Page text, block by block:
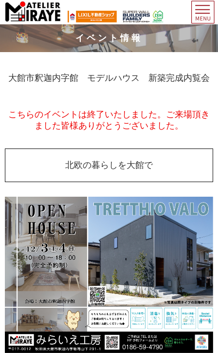
イベント情報
大館市釈迦内字館 モデルハウス 新築完成内覧会
こちらのイベントは終了いたしました。ご来場頂き
ました皆様ありがとうございました。
北欧の暮らしを大館で